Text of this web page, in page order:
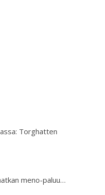
Torghatten
meno-paluu…